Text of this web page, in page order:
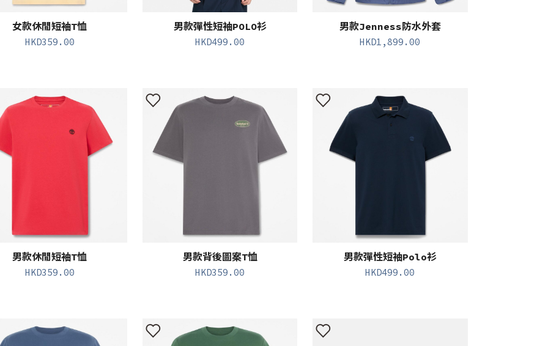
女款休閒短袖T恤
HKD359.00
男款彈性短袖POLO衫
HKD499.00
男款Jenness防水外套
HKD1,899.00
男款休閒短袖T恤
HKD359.00
男款背後圖案T恤
HKD359.00
男款彈性短袖Polo衫
HKD499.00